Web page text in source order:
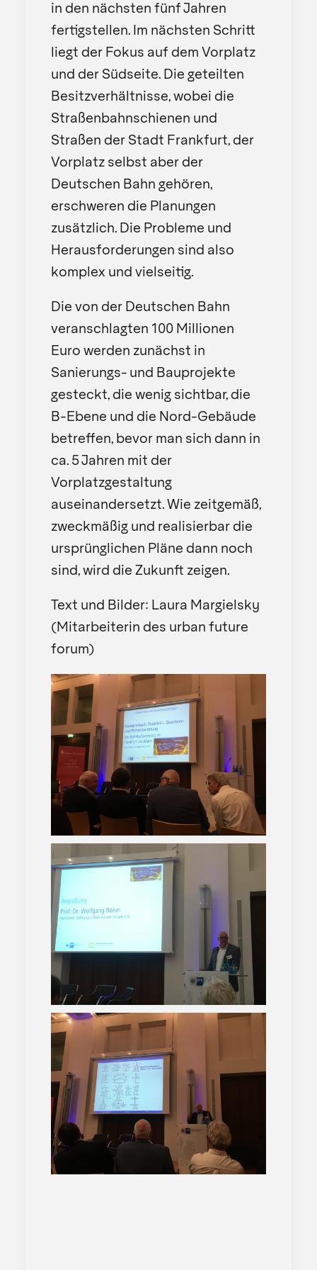
in den nächsten fünf Jahren
fertigstellen. Im nächsten Schritt
liegt der Fokus auf dem Vorplatz
und der Südseite. Die geteilten
Besitzverhältnisse, wobei die
Straßenbahnschienen und
Straßen der Stadt Frankfurt, der
Vorplatz selbst aber der
Deutschen Bahn gehören,
erschweren die Planungen
zusätzlich. Die Probleme und
Herausforderungen sind also
komplex und vielseitig.
Die von der Deutschen Bahn
veranschlagten 100 Millionen
Euro werden zunächst in
Sanierungs- und Bauprojekte
gesteckt, die wenig sichtbar, die
B-Ebene und die Nord-Gebäude
betreffen, bevor man sich dann in
ca. 5 Jahren mit der
Vorplatzgestaltung
auseinandersetzt. Wie zeitgemäß,
zweckmäßig und realisierbar die
ursprünglichen Pläne dann noch
sind, wird die Zukunft zeigen.
Text und Bilder: Laura Margielsky
(Mitarbeiterin des urban future
forum)